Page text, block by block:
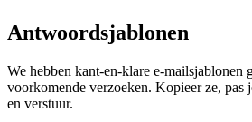
Antwoordsjablonen
We hebben kant-en-klare e-mailsjablonen
voorkomende verzoeken. Kopieer ze, pas
en verstuur.